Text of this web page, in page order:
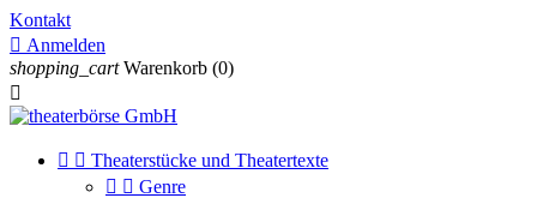
Kontakt
 Anmelden
shopping_cart Warenkorb (0)

  Theaterstücke und Theatertexte
  Genre